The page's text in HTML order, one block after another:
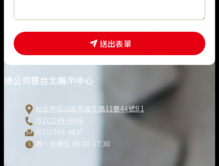
總公司暨台北展示中心
台北市松山區光復北路11巷44號B1
(02)2299-6666
(02)2299-4637
週一至週五 08:30-17:30
送出表單